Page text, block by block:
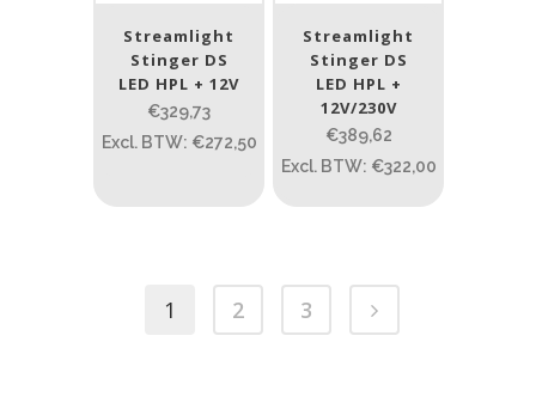
Streamlight
Stinger DS
LED HPL + 12V
€329,73
Excl. BTW: €272,50
Streamlight
Stinger DS
LED HPL +
12V/230V
€389,62
Excl. BTW: €322,00
1 2 3